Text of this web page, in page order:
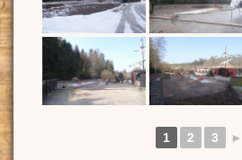
1 2 3 ►